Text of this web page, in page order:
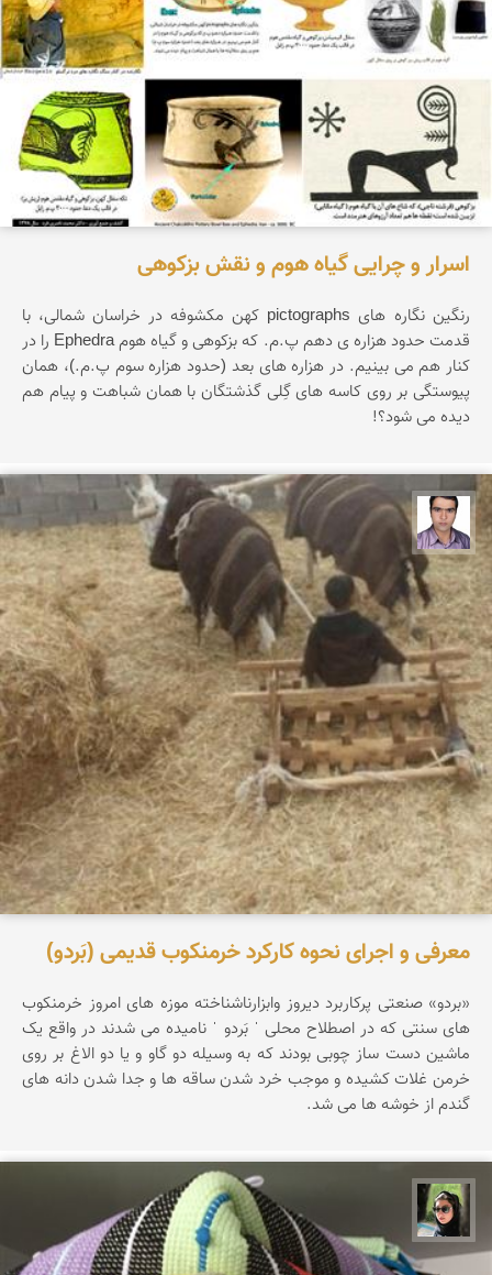
اسرار و چرایی گیاه هوم و نقش بزکوهی
رنگین نگاره های pictographs کهن مکشوفه در خراسان شمالی، با
قدمت حدود هزاره ی دهم پ.م. که بزکوهی و گیاه هوم Ephedra را در
کنار هم می بینیم. در هزاره های بعد (حدود هزاره سوم پ.م.)، همان
پیوستگی بر روی کاسه های گِلی گذشتگان با همان شباهت و پیام هم
دیده می شود؟!
حسن صفری
معرفی و اجرای نحوه کارکرد خرمنکوب قدیمی (بَردو)
«بردو» صنعتی پرکاربرد دیروز وابزارناشناخته موزه های امروز خرمنکوب
های سنتی که در اصطلاح محلی ˈ بَردو ˈ نامیده می شدند در واقع یک
ماشین دست ساز چوبی بودند که به وسیله دو گاو و یا دو الاغ بر روی
خرمن غلات کشیده و موجب خرد شدن ساقه ها و جدا شدن دانه های
گندم از خوشه ها می شد.